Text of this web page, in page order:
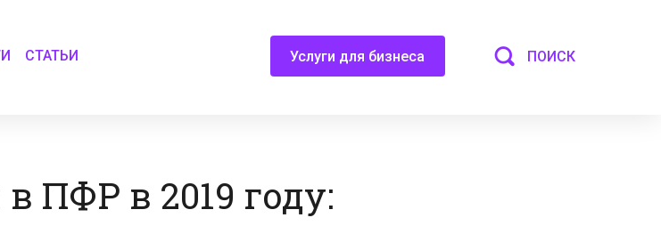
СТАТЬИ Услуги для бизнеса ПОИСК
ПФР в 2019 году: